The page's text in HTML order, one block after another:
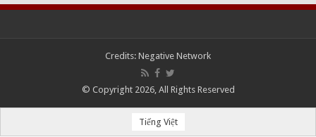
Credits: Negative Network
© Copyright 2026, All Rights Reserved
Tiếng Việt